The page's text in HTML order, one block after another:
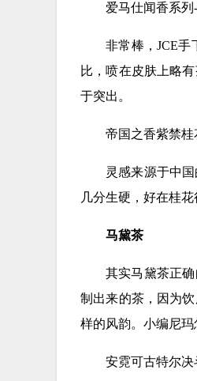
爱马仕闻香系列-
非常棒，JCE
比，喷在皮肤上略
于突出。
帝国之香紫禁桂
灵感来源于中
几分生硬，好在桂
马黛茶
其实马黛茶正
制出来的茶，因为
样的风韵。小编尼
安霓可古特尔决